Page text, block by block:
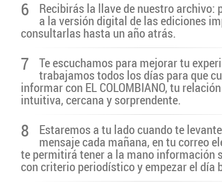
6 Recibirás la llave de nuestro archivo:
a la versión digital de las ediciones
consultarlas hasta un año atrás.
7 Te escuchamos para mejorar tu
trabajamos todos los días para que
informar con EL COLOMBIANO, tu
intuitiva, cercana y sorprendente.
8 Estaremos a tu lado cuando te
mensaje cada mañana, en tu correo
te permitirá tener a la mano información
con criterio periodístico y empezar el día